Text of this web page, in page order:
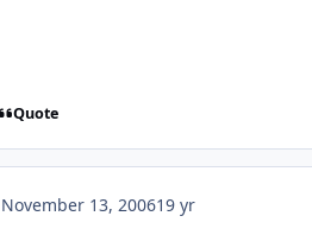
Quote
November 13, 200619 yr